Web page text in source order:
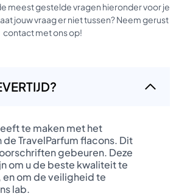
meest gestelde vragen hieronder voor je
jouw vraag er niet tussen? Neem gerust
contact met ons op!
te maken met het
TravelParfum flacons. Dit
gebeuren. Deze
om u de beste kwaliteit te
en om de veiligheid te
lab.